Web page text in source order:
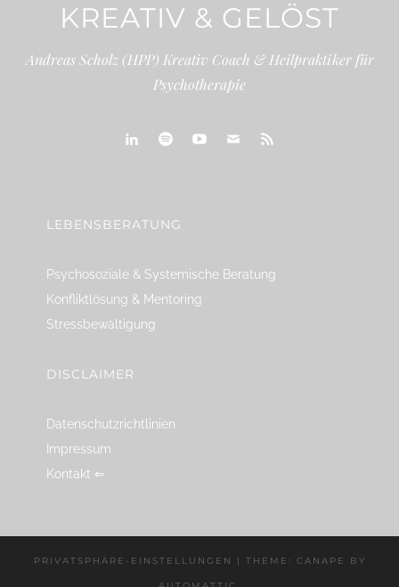
KREATIV & GELÖST
Andreas Scholz (HPP) Kreativ Coach & Heilpraktiker für
Psychotherapie
LEBENSBERATUNG
Psychosoziale & Systemische Beratung
Konfliktlösung & Mentoring
Stressbewältigung
DISCLAIMER
Datenschutzrichtlinien
Impressum
Kontakt ⇐
PRIVATSPHÄRE-EINSTELLUNGEN | THEME: CANAPE BY